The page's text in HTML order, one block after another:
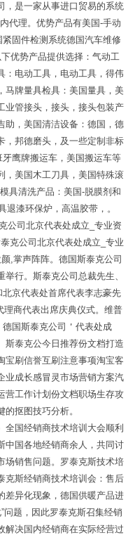
，是一家从事进口贸易的系统
代理。优势产品有美国-手动
固件检测系统德国汽车维修
优势产品提供选择：气动工
：电动工具，电动工具，得伟
马牌量具检具：美国量具，美
业管接头，接头，接头包装产
助，美国清洁设备：德国，德
，邦德磨头，及一些定制非标
鹰牌搬运车，美国搬运车等
，美国木工刀具，美国特殊滚
具清洗产品：美国-脱膜剂和
漆环保炉，高温胶带，。
公司北京代表处成立_专业资
克公司北京代表处成立_专业
,掌声阵阵。德国斯泰克公司
行。斯泰克公司总裁先生、
京代表处首席代表李志豪先
商代表出席庆典仪式。维普
国斯泰克公司＇代表处成
斯泰克公今日推荐份文档打造
宝刷信誉互刷注意事项淘宝客
业成长感冒灵市场营销方案汽
营工作计划份文档职场生存攻
抠图技巧分析。
全国经销商技术培训大会顺利
中国各地经销商余人，共同讨
场销售问题。罗泰克斯技术培
克斯经销商技术培训会：售后
差异化现象，德国供暖产品进
问题，因此罗泰克斯召集经销
解决国内经销商在实际经营过